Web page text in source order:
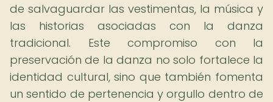
de salvaguardar las vestimentas, la música y
las historias asociadas con la danza
tradicional. Este compromiso con la
preservación de la danza no solo fortalece la
identidad cultural, sino que también fomenta
un sentido de pertenencia y orgullo dentro de